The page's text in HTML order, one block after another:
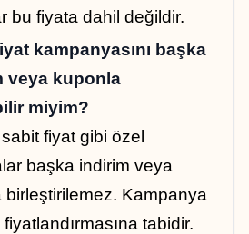
bu fiyata dahil değildir.
kampanyasını başka
veya kuponla
miyim?
fiyat gibi özel
başka indirim veya
birleştirilemez. Kampanya
tabidir.